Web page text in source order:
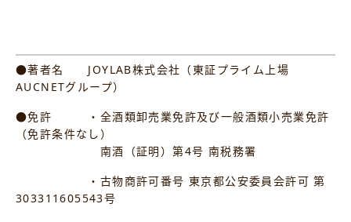
●著者名 JOYLAB株式会社（東証プライム上場
AUCNETグループ）
●免許 ・全酒類卸売業免許及び一般酒類小売業免許
（免許条件なし）
南酒（証明）第4号 南税務署
・古物商許可番号 東京都公安委員会許可 第
303311605543号